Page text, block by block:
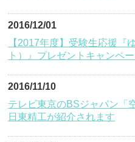
2016/12/01
【2017年度】受験生応援『
ト）』プレゼントキャンペ
2016/11/10
テレビ東京のBSジャパン「
日東精工が紹介されます